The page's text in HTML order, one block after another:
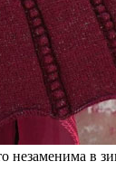
незаменима в